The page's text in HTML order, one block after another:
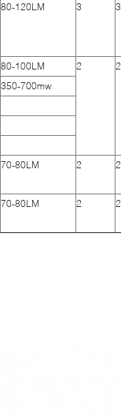
80-120LM 3
80-100LM 2
350-700mw
70-80LM 2
70-80LM 2